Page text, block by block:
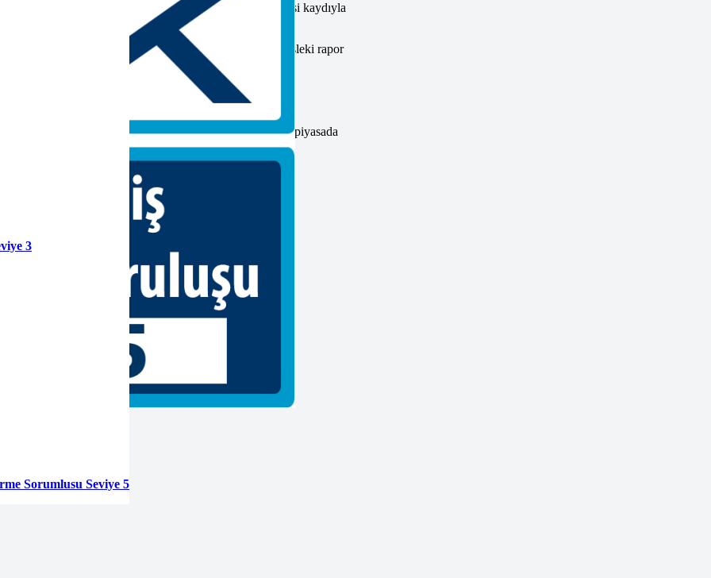
3
Sorumlusu Seviye 5
24 aydan fazla endüstriyel taşıma işine ara vermemesi kaydıyla
süresi dolamadan en az 1 kere olmak kaydıyla mesleki rapor
için başvurduğunda sadece uygulamalı sınava tabii
uygulamalı sınav yapılmaktadır.
olan insanlara da talep artmaktadır. Bu sebeple zaten piyasada
için başvurmalısınız.
daha fazla bilgi almak için